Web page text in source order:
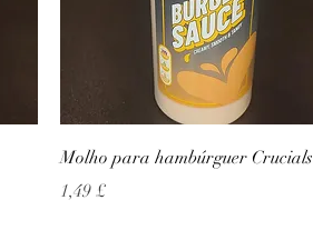
Molho para hambúrguer Crucials
Preço
1,49 £